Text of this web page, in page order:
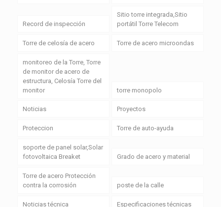
Record de inspección
Sitio torre integrada,Sitio
portátil Torre Telecom
Torre de celosía de acero Torre de acero microondas
monitoreo de la Torre, Torre
de monitor de acero de
estructura, Celosía Torre del
monitor
torre monopolo
Noticias Proyectos
Proteccion Torre de auto-ayuda
soporte de panel solar,Solar
fotovoltaica Breaket
Grado de acero y material
Torre de acero Protección
contra la corrosión
poste de la calle
Noticias técnica Especificaciones técnicas